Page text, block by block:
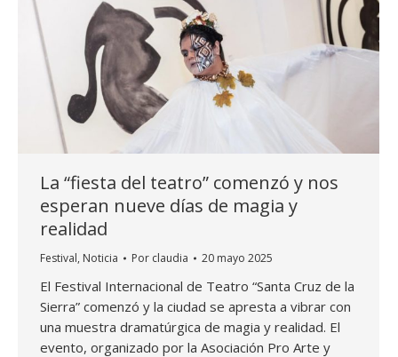
La “fiesta del teatro” comenzó y nos
esperan nueve días de magia y
realidad
Festival, Noticia Por claudia 20 mayo 2025
El Festival Internacional de Teatro “Santa Cruz de la
Sierra” comenzó y la ciudad se apresta a vibrar con
una muestra dramatúrgica de magia y realidad. El
evento, organizado por la Asociación Pro Arte y